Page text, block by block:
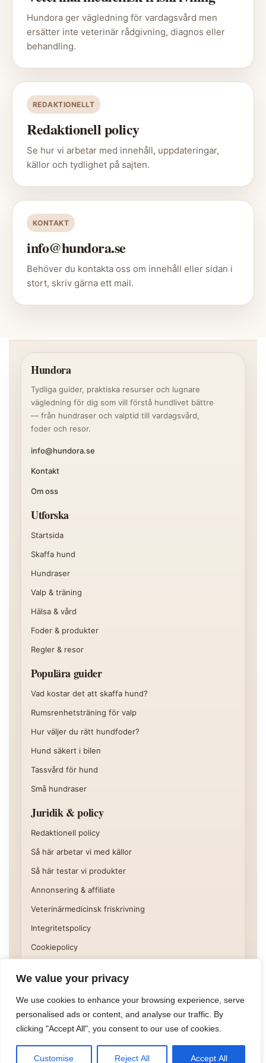
We value your privacy
We use cookies to enhance your browsing experience, serve
personalised ads or content, and analyse our traffic. By
clicking "Accept All", you consent to our use of cookies.
Customise Reject All Accept All
Hundora ger vägledning för vardagsvård men
ersätter inte veterinär rådgivning, diagnos eller
behandling.
REDAKTIONELLT
Redaktionell policy
Se hur vi arbetar med innehåll, uppdateringar,
källor och tydlighet på sajten.
KONTAKT
info@hundora.se
Behöver du kontakta oss om innehåll eller sidan i
stort, skriv gärna ett mail.
Hundora
Tydliga guider, praktiska resurser och lugnare
vägledning för dig som vill förstå hundlivet bättre
— från hundraser och valptid till vardagsvård,
foder och resor.
info@hundora.se
Kontakt
Om oss
Utforska
Startsida
Skaffa hund
Hundraser
Valp & träning
Hälsa & vård
Foder & produkter
Regler & resor
Populära guider
Vad kostar det att skaffa hund?
Rumsrenhetsträning för valp
Hur väljer du rätt hundfoder?
Hund säkert i bilen
Tassvård för hund
Små hundraser
Juridik & policy
Redaktionell policy
Så här arbetar vi med källor
Så här testar vi produkter
Annonsering & affiliate
Veterinärmedicinsk friskrivning
Integritetspolicy
Cookiepolicy
Vissa delar av webbplatsen kan innehålla affiliatelänkar eller
annan kommersiell hänvisning. Läs mer på sidan
& affiliate.